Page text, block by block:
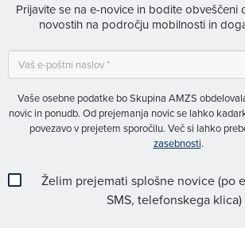
Prijavite se na e-novice in bodite obveščeni
novostih na področju mobilnosti in
Vaše osebne podatke bo Skupina AMZS
novic in ponudb. Od prejemanja novic se lahko
povezavo v prejetem sporočilu. Več si lahko
zasebnosti.
Želim prejemati splošne novice (po
SMS, telefonskega klica)